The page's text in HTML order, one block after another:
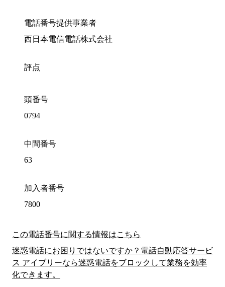
電話番号提供事業者
西日本電信電話株式会社
評点
頭番号
0794
中間番号
63
加入者番号
7800
この電話番号に関する情報はこちら
迷惑電話にお困りではないですか？電話自動応答サービ
ス アイブリーなら迷惑電話をブロックして業務を効率
化できます。